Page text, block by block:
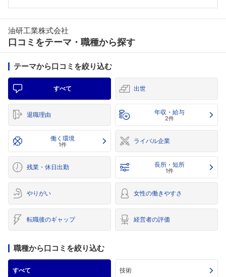
油研工業株式会社
口コミをテーマ・職種から探す
テーマから口コミを絞り込む
すべて 出世
退職理由 年収・給与
2件
働く環境
1件 ライバル企業
残業・休日出勤 長所・短所
1件
やりがい 女性の働きやすさ
転職後のギャップ 経営者の評価
職種から口コミを絞り込む
すべて 技術